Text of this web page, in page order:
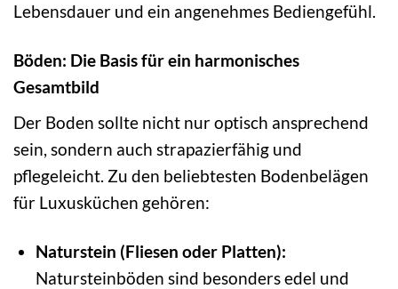
Lebensdauer und ein angenehmes Bediengefühl.
Böden: Die Basis für ein harmonisches
Gesamtbild
Der Boden sollte nicht nur optisch ansprechend
sein, sondern auch strapazierfähig und
pflegeleicht. Zu den beliebtesten Bodenbelägen
für Luxusküchen gehören:
Naturstein (Fliesen oder Platten):
Natursteinböden sind besonders edel und